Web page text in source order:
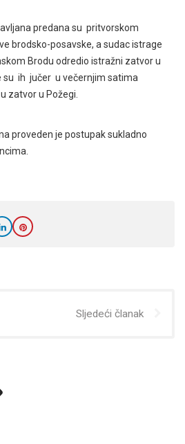
predana su pritvorskom
brodsko-posavske, a sudac istrage
Brodu odredio istražni zatvor u
su ih jučer u večernjim satima
zatvor u Požegi.
proveden je postupak sukladno
Sljedeći članak